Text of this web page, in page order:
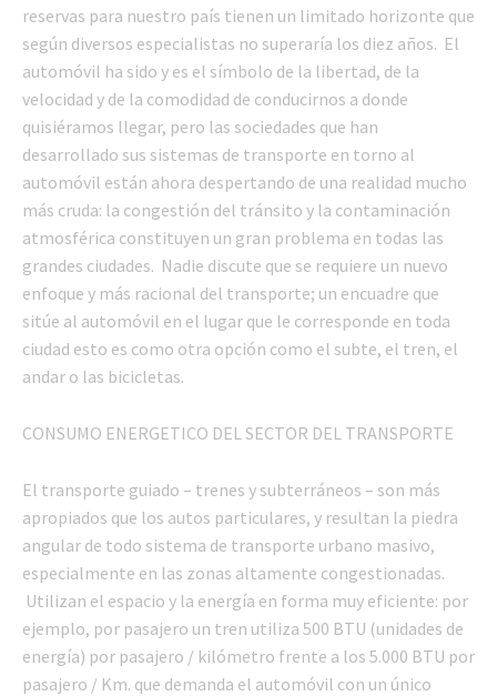
reservas para nuestro país tienen un limitado horizonte que
según diversos especialistas no superaría los diez años. El
automóvil ha sido y es el símbolo de la libertad, de la
velocidad y de la comodidad de conducirnos a donde
quisiéramos llegar, pero las sociedades que han
desarrollado sus sistemas de transporte en torno al
automóvil están ahora despertando de una realidad mucho
más cruda: la congestión del tránsito y la contaminación
atmosférica constituyen un gran problema en todas las
grandes ciudades. Nadie discute que se requiere un nuevo
enfoque y más racional del transporte; un encuadre que
sitúe al automóvil en el lugar que le corresponde en toda
ciudad esto es como otra opción como el subte, el tren, el
andar o las bicicletas.
CONSUMO ENERGETICO DEL SECTOR DEL TRANSPORTE
El transporte guiado – trenes y subterráneos – son más
apropiados que los autos particulares, y resultan la piedra
angular de todo sistema de transporte urbano masivo,
especialmente en las zonas altamente congestionadas.
Utilizan el espacio y la energía en forma muy eficiente: por
ejemplo, por pasajero un tren utiliza 500 BTU (unidades de
energía) por pasajero / kilómetro frente a los 5.000 BTU por
pasajero / Km. que demanda el automóvil con un único